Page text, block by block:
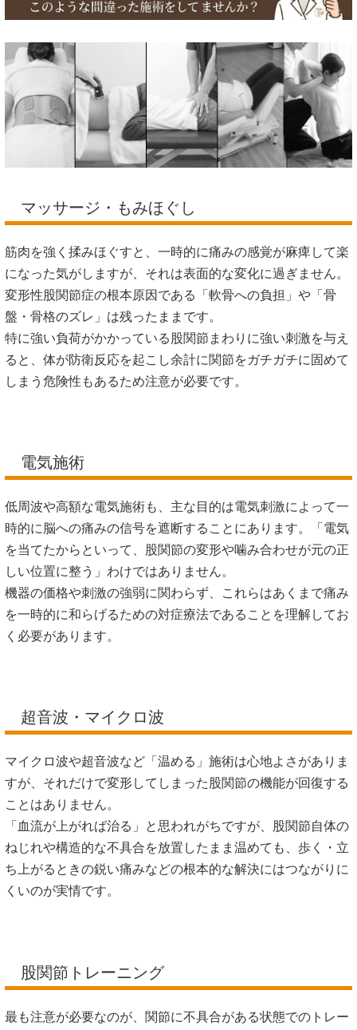
マッサージ・もみほぐし
筋肉を強く揉みほぐすと、一時的に痛みの感覚が麻痺して楽
になった気がしますが、それは表面的な変化に過ぎません。
変形性股関節症の根本原因である「軟骨への負担」や「骨
盤・骨格のズレ」は残ったままです。
特に強い負荷がかかっている股関節まわりに強い刺激を与え
ると、体が防衛反応を起こし余計に関節をガチガチに固めて
しまう危険性もあるため注意が必要です。
電気施術
低周波や高額な電気施術も、主な目的は電気刺激によって一
時的に脳への痛みの信号を遮断することにあります。「電気
を当てたからといって、股関節の変形や噛み合わせが元の正
しい位置に整う」わけではありません。
機器の価格や刺激の強弱に関わらず、これらはあくまで痛み
を一時的に和らげるための対症療法であることを理解してお
く必要があります。
超音波・マイクロ波
マイクロ波や超音波など「温める」施術は心地よさがありま
すが、それだけで変形してしまった股関節の機能が回復する
ことはありません。
「血流が上がれば治る」と思われがちですが、股関節自体の
ねじれや構造的な不具合を放置したまま温めても、歩く・立
ち上がるときの鋭い痛みなどの根本的な解決にはつながりに
くいのが実情です。
股関節トレーニング
最も注意が必要なのが、関節に不具合がある状態でのトレー